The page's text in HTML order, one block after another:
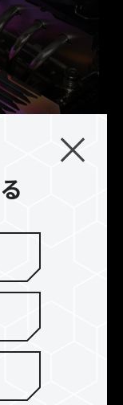
化）は
テムの安定
。オーバーク
合は、BIOS
い。
よって最大周
ッサが、対応
ック周波数に
は標準電圧範
ボードやプロ
れぞれの製造
せください。
ードのリーデ
び手を組み、
RGB発光
発表しまし
厳しい試験
入れたデザイ